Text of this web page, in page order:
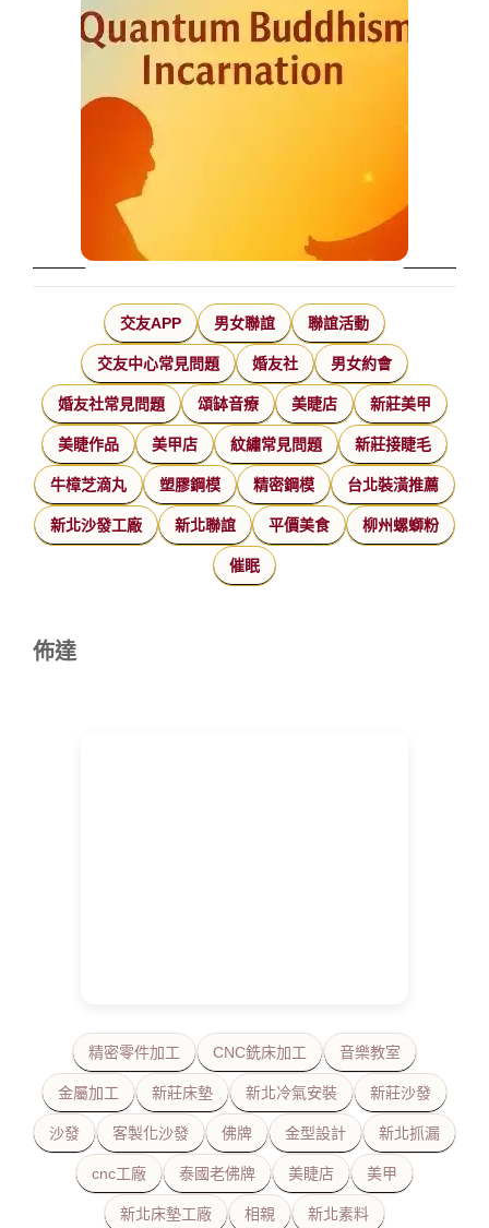
交友APP 男女聯誼 聯誼活動
交友中心常見問題 婚友社 男女約會
婚友社常見問題 頌缽音療 美睫店 新莊美甲
美睫作品 美甲店 紋繡常見問題 新莊接睫毛
牛樟芝滴丸 塑膠鋼模 精密鋼模 台北裝潢推薦
新北沙發工廠 新北聯誼 平價美食 柳州螺螄粉
催眠
佈達
精密零件加工 CNC銑床加工 音樂教室
金屬加工 新莊床墊 新北冷氣安裝 新莊沙發
沙發 客製化沙發 佛牌 金型設計 新北抓漏
cnc工廠 泰國老佛牌 美睫店 美甲
新北床墊工廠 相親 新北素料